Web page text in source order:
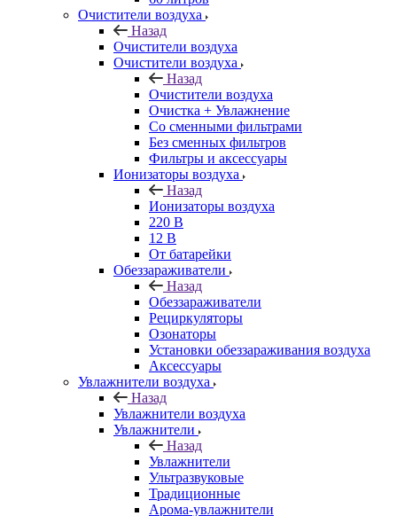
Очистители воздуха
Назад
Очистители воздуха
Очистители воздуха
Назад
Очистители воздуха
Очистка + Увлажнение
Cо сменными фильтрами
Без сменных фильтров
Фильтры и аксессуары
Ионизаторы воздуха
Назад
Ионизаторы воздуха
220 В
12 В
От батарейки
Обеззараживатели
Назад
Обеззараживатели
Рециркуляторы
Озонаторы
Установки обеззараживания воздуха
Аксессуары
Увлажнители воздуха
Назад
Увлажнители воздуха
Увлажнители
Назад
Увлажнители
Ультразвуковые
Традиционные
Арома-увлажнители